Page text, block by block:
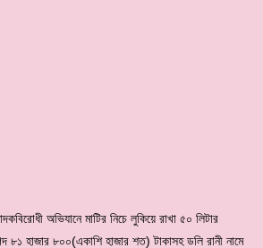
অভিযানে মাটির নিচে লুকিয়ে রাখা ৫০ লিটার
৮১ হাজার ৮০০(একাশি হাজার শত) টাকাসহ ডলি রানী নামে